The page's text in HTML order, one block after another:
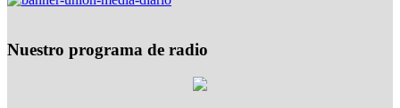
Nuestro programa de radio